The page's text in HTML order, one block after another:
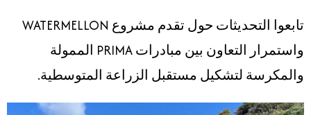
تابعوا التحديثات حول تقدم مشروع WATERMELLON
واستمرار التعاون بين مبادرات PRIMA الممولة
والمكرسة لتشكيل مستقبل الزراعة المتوسطية.